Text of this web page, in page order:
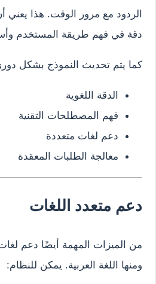
الردود مع مرور الوقت. هذا يعني
دقة في فهم طريقة المستخدم
كما يتم تحديث النموذج بشكل
الدقة اللغوية
فهم المصطلحات التقنية
دعم لغات متعددة
معالجة الطلبات المعقدة
دعم متعدد اللغات
من الميزات المهمة أيضًا دعم
ومنها اللغة العربية. يمكن للنظام: